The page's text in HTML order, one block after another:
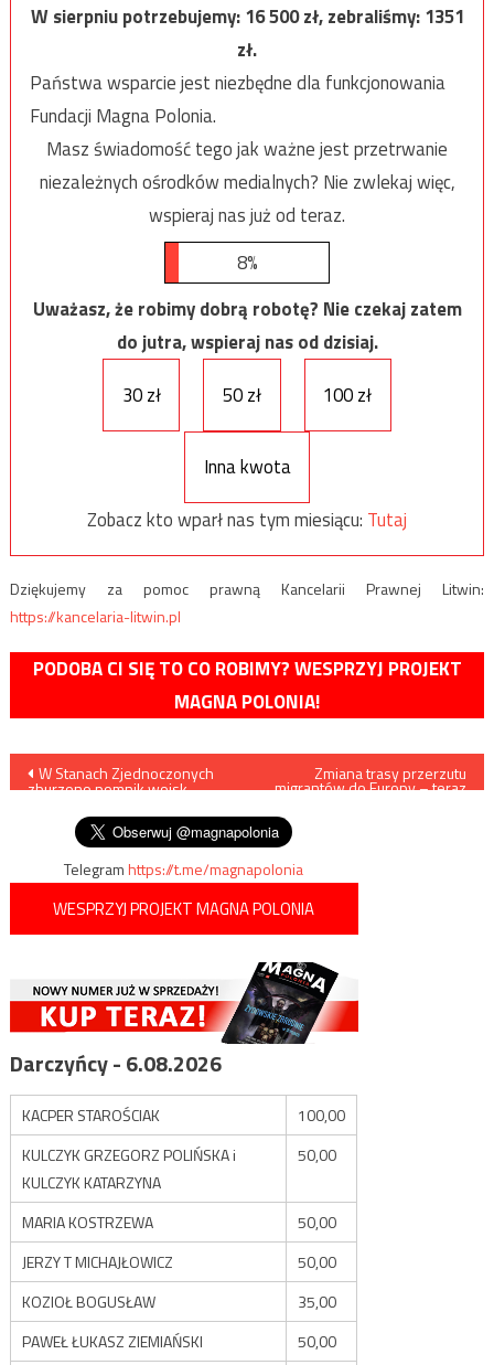
W sierpniu potrzebujemy:16 500zł, zebraliśmy:1351
zł.
Państwa wsparcie jest niezbędne dla funkcjonowania
Fundacji Magna Polonia.
Masz świadomość tego jak ważne jest przetrwanie
niezależnych ośrodków medialnych? Nie zwlekaj więc,
wspieraj nas już od teraz.
8%
Uważasz, że robimy dobrą robotę? Nie czekaj zatem
do jutra, wspieraj nas od dzisiaj.
30 zł
50 zł 100 zł
Inna kwota
Zobacz kto wparł nas tym miesiącu: Tutaj
Dziękujemy za pomoc prawną Kancelarii Prawnej Litwin:
https://kancelaria-litwin.pl
PODOBA CI SIĘ TO CO ROBIMY? WESPRZYJ PROJEKT
MAGNA POLONIA!
Nawigacja
wpisu
W Stanach Zjednoczonych
zburzono pomnik wojsk
Zmiana trasy przerzutu
migrantów do Europy – teraz
Telegramhttps://t.me/magnapolonia
WESPRZYJ PROJEKT MAGNA POLONIA
Darczyńcy - 6.08.2026
KACPER STAROŚCIAK
100,00
KULCZYK GRZEGORZ POLIŃSKA i
KULCZYK KATARZYNA
50,00
MARIA KOSTRZEWA
50,00
JERZY T MICHAJŁOWICZ
50,00
KOZIOŁ BOGUSŁAW
35,00
PAWEŁ ŁUKASZ ZIEMIAŃSKI
50,00